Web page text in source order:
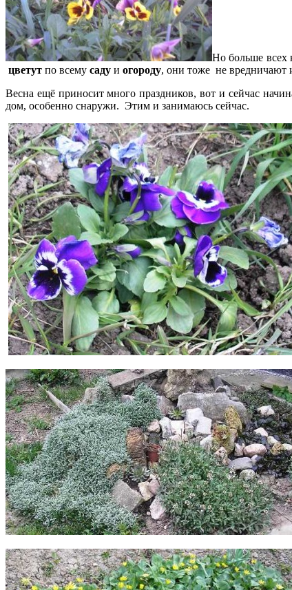
Но больше всех
цветут по всему саду и огороду, они тоже не вредничают
Весна ещё приносит много праздников, вот и сейчас
дом, особенно снаружи. Этим и занимаюсь сейчас.